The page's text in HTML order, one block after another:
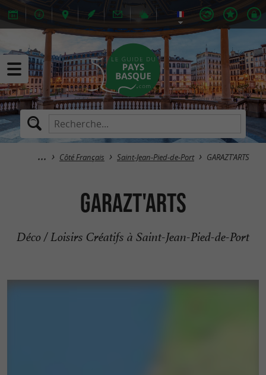
Côté Français Saint-Jean-Pied-de-Port GARAZT'ARTS
GARAZT'ARTS
Déco / Loisirs Créatifs à Saint-Jean-Pied-de-Port